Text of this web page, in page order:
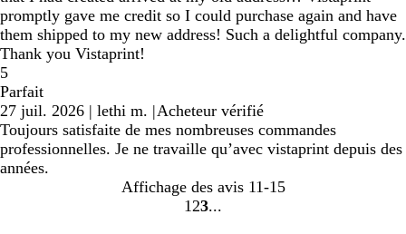
promptly gave me credit so I could purchase again and have
them shipped to my new address! Such a delightful company.
Thank you Vistaprint!
5
Parfait
27 juil. 2026 | lethi m. |Acheteur vérifié
Toujours satisfaite de mes nombreuses commandes
professionnelles. Je ne travaille qu’avec vistaprint depuis des
années.
Affichage des avis 11-15
Accéder
1 Accéder
2 Accéder
3